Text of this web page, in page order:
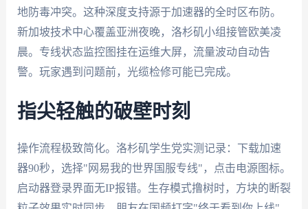
地防毒冲突。这种深度支持源于加速器的全时区布防。
新加坡技术中心覆盖亚洲夜晚，洛杉矶小组接管欧美凌
晨。专线状态监控图挂在运维大屏，流量波动自动告
警。玩家遇到问题前，光缆检修可能已完成。
指尖轻触的破壁时刻
操作流程极致简化。洛杉矶学生党实测记录：下载加速
器90秒，选择"网易我的世界国服专线"，点击电源图标。
启动器登录界面无IP报错。生存模式撸树时，方块的断裂